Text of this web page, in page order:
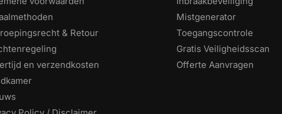
& Retour
en verzendkosten
Mistgenerator
Toegangscontrole
Gratis Veiligheidsscan
Offerte Aanvragen